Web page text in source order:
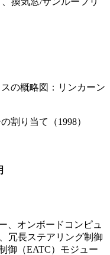
割り当て（1998）
、オンボードコンピュ
冗長ステアリング制御
御（EATC）モジュー